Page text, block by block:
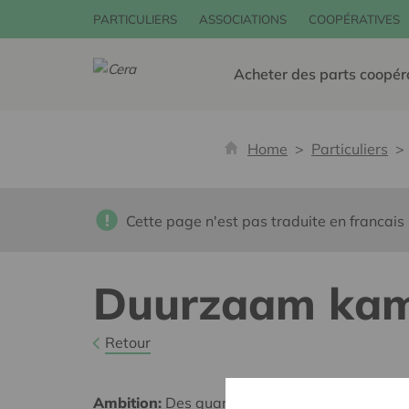
PARTICULIERS ASSOCIATIONS COOPÉRATIVES
Acheter des parts
Home Particuliers
Cette page n'est pas traduite en francais
Duurzaam
Retour
Ambition: Des quartiers chaleureux et